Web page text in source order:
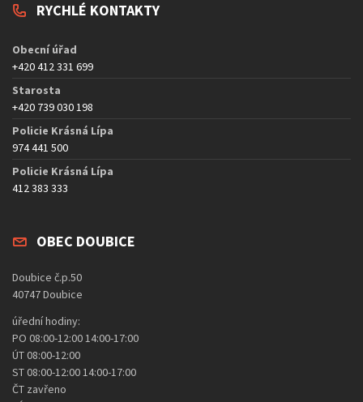
RYCHLÉ KONTAKTY
Obecní úřad
+420 412 331 699
Starosta
+420 739 030 198
Policie Krásná Lípa
974 441 500
Policie Krásná Lípa
412 383 333
OBEC DOUBICE
Doubice č.p.50
40747 Doubice
úřední hodiny:
PO 08:00-12:00 14:00-17:00
ÚT 08:00-12:00
ST 08:00-12:00 14:00-17:00
ČT zavřeno